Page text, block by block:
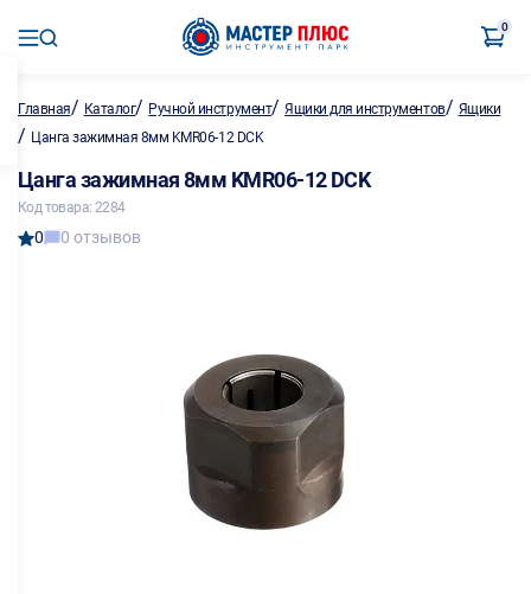
0
Главная/ Каталог/ Ручной инструмент/Ящики для инструментов/ Ящики
/ Цанга зажимная 8мм KMR06-12 DCK
Цанга зажимная 8мм KMR06-12 DCK
Код товара: 2284
0 0 отзывов